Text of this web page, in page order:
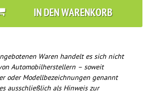
IN DEN WARENKORB
Waren handelt es sich nicht
Automobilherstellern – soweit
oder Modellbezeichnungen genannt
ausschließlich als Hinweis zur